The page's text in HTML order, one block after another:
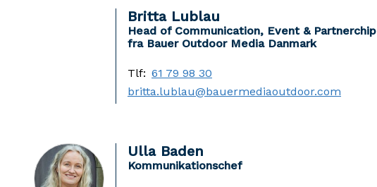
Britta Lublau
Head of Communication, Event & Partnerchip
fra Bauer Outdoor Media Danmark
Tlf: 61 79 98 30
britta.lublau@bauermediaoutdoor.com
Ulla Baden
Kommunikationschef